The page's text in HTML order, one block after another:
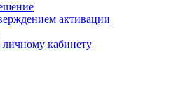
активации
личному кабинету